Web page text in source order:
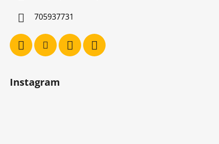
705937731
Instagram